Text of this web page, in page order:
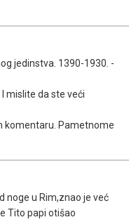
jedinstva. 1390-1930. -
mislite da ste veći
komentaru. Pametnome
noge u Rim,znao je već
Tito papi otišao